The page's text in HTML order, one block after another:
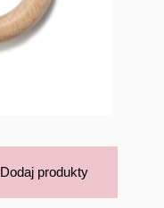
Dodaj produkty